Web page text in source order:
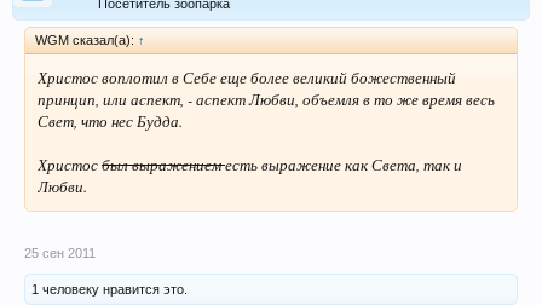
Посетитель зоопарка
WGM сказал(а): ↑
Христос воплотил в Себе еще более великий божественный
принцип, или аспект, - аспект Любви, объемля в то же время весь
Свет, что нес Будда.
Христосбыл выражениеместь выражение как Света, так и
Любви.
25 сен 2011
1 человеку нравится это.